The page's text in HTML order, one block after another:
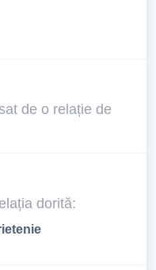
de o relație de
dorită: